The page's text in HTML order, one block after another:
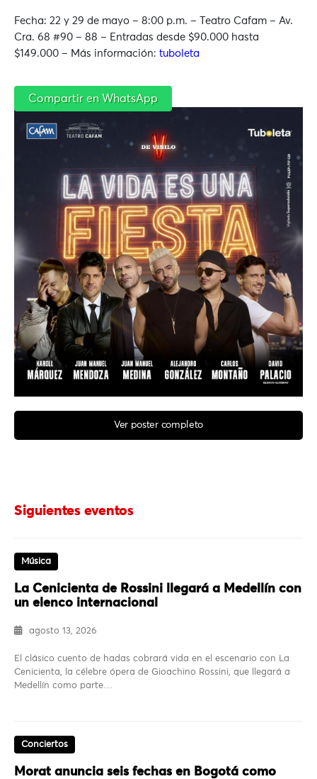
Ver poster completo
Fecha: 22 y 29 de mayo – 8:00 p.m. – Teatro Cafam – Av.
Cra. 68 #90 – 88 – Entradas desde $90.000 hasta
$149.000 – Más información: tuboleta
Compartir en WhatsApp
Siguientes eventos
Música
La Cenicienta de Rossini llegará a Medellín con
un elenco internacional
agosto 13, 2026
El clásico cuento de hadas cobrará vida en el escenario con La
Cenicienta, la célebre ópera de Gioachino Rossini, que llegará a
Medellín como parte…
Conciertos
Morat anuncia seis fechas en Bogotá como